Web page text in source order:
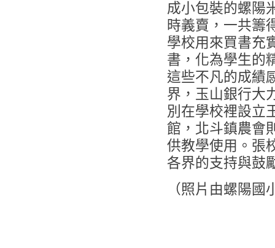
成小包裝的螺陽
時義賣，一共籌
學校用來買書充
書，化為學生的
這些不凡的成績
界，玉山銀行大
別在學校裡設立
館，北斗鎮農會
供教學使用。張
各界的支持與鼓
（照片由螺陽國